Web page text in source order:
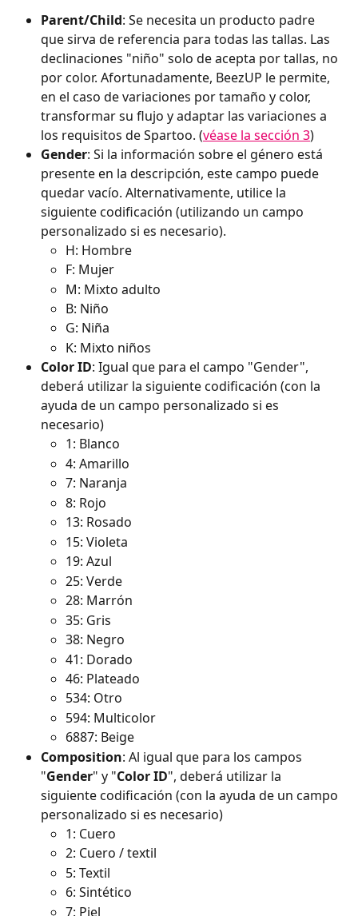
Parent/Child: Se necesita un producto padre
que sirva de referencia para todas las tallas. Las
declinaciones "niño" solo de acepta por tallas, no
por color. Afortunadamente, BeezUP le permite,
en el caso de variaciones por tamaño y color,
transformar su flujo y adaptar las variaciones a
los requisitos de Spartoo. (véase la sección 3)
Gender: Si la información sobre el género está
presente en la descripción, este campo puede
quedar vacío. Alternativamente, utilice la
siguiente codificación (utilizando un campo
personalizado si es necesario).
H: Hombre
F: Mujer
M: Mixto adulto
B: Niño
G: Niña
K: Mixto niños
Color ID: Igual que para el campo "Gender",
deberá utilizar la siguiente codificación (con la
ayuda de un campo personalizado si es
necesario)
1: Blanco
4: Amarillo
7: Naranja
8: Rojo
13: Rosado
15: Violeta
19: Azul
25: Verde
28: Marrón
35: Gris
38: Negro
41: Dorado
46: Plateado
534: Otro
594: Multicolor
6887: Beige
Composition: Al igual que para los campos
"Gender" y "Color ID", deberá utilizar la
siguiente codificación (con la ayuda de un campo
personalizado si es necesario)
1: Cuero
2: Cuero / textil
5: Textil
6: Sintético
7: Piel